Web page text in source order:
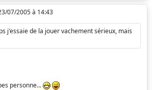
07/2005 à 14:43
j'essaie de la jouer vachement sérieux, mais
personne...